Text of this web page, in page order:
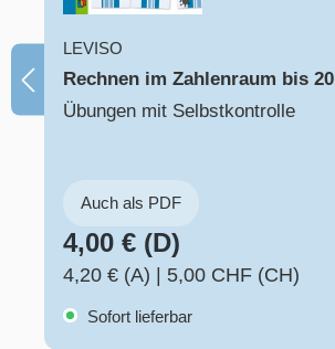
LEVISO
Rechnen im Zahlenraum bis 20
Übungen mit Selbstkontrolle
Auch als PDF
4,00 € (D)
4,20 € (A) 5,00 CHF (CH)
Sofort lieferbar